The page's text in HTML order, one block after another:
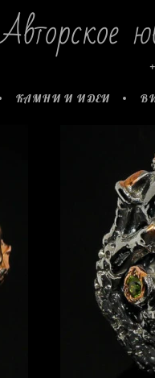
Авторское
КАМНИ И ИДЕИ